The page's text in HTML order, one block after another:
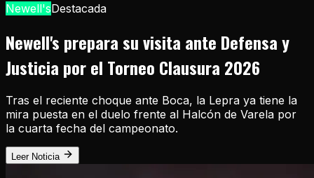
Newell'sDestacada
Newell's prepara su visita ante Defensa y
Justicia por el Torneo Clausura 2026
Tras el reciente choque ante Boca, la Lepra ya tiene la
mira puesta en el duelo frente al Halcón de Varela por
la cuarta fecha del campeonato.
Leer Noticia